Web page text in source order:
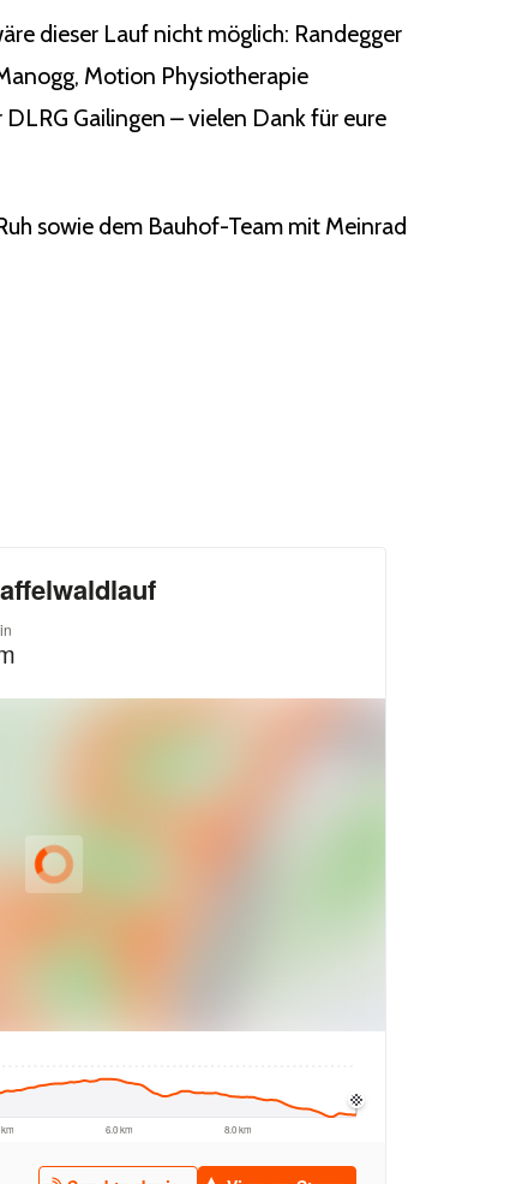
dieser Lauf nicht möglich: Randegger
Motion Physiotherapie
Gailingen – vielen Dank für eure
sowie dem Bauhof-Team mit Meinrad